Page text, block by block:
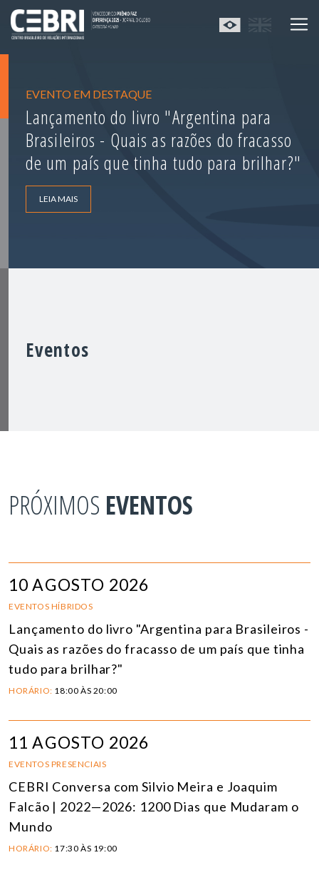
EVENTO EM DESTAQUE
Lançamento do livro "Argentina para
Brasileiros - Quais as razões do fracasso
de um país que tinha tudo para brilhar?"
LEIA MAIS
Eventos
PRÓXIMOS EVENTOS
10 AGOSTO 2026
EVENTOS HÍBRIDOS
Lançamento do livro "Argentina para Brasileiros -
Quais as razões do fracasso de um país que tinha
tudo para brilhar?"
HORÁRIO: 18:00 ÀS 20:00
11 AGOSTO 2026
EVENTOS PRESENCIAIS
CEBRI Conversa com Silvio Meira e Joaquim
Falcão | 2022—2026: 1200 Dias que Mudaram o
Mundo
HORÁRIO: 17:30 ÀS 19:00